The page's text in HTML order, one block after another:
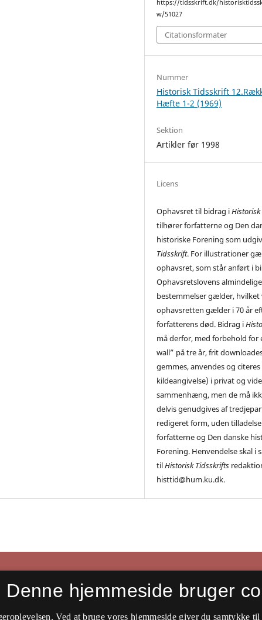
https://tidsskrift.dk/
w/51027
Citationsformater
Nummer
Historisk Tidsskrift
Hæfte 1-2 (1969)
Sektion
Artikler før 1998
Licens
Ophavsret til bidrag i
tilhører forfatterne og Den
historiske Forening som
Tidsskrift. For illustrationer
ophavsret, som står anført i
Ophavsretslovens almindelige
bestemmelser gælder, hvilket
ophavsretten gælder i 70 år
forfatterens død. Bidrag i
må derfor, med forbehold for
wall” på tre år, frit
gemmes, anvendes og
kildeangivelse) i privat og
sammenhæng, men de må
delvis genudgives af
redigeret form, uden
forfatterne og Den danske
Forening. Henvendelse skal i
tilHistorisk Tidsskrifts
histtid@hum.ku.dk.
Denne hjemmeside bruger
Ved at bruge vores hjemmeside giver du samtykke